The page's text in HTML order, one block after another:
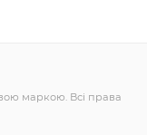
маркою. Всі права